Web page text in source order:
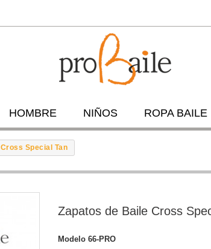
HOMBRE NIÑOS ROPA BAILE
Cross Special Tan
Zapatos de Baile Cross
Modelo 66-PRO